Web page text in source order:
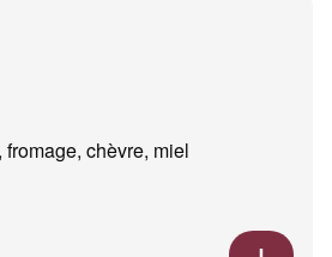
chèvre, miel